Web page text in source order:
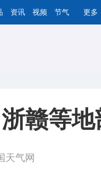
资讯 视频 节气 更多
赣等
天气网